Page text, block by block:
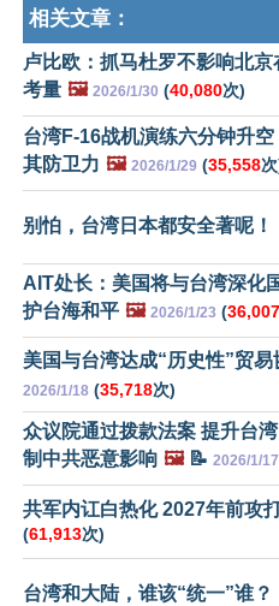
相关文章：
卢比欧：抓马杜罗不影响北
考量 🖼️ 2026/1/30 (40,080次)
台湾F-16战机演练六分钟升
其防卫力 🖼️ 2026/1/29 (35,558
别怕，台湾日本都安全著呢！
AIT处长：美国将与台湾深化
护台海和平 🖼️ 2026/1/23 (36,007
美国与台湾达成“历史性”贸易
2026/1/18 (35,718次)
众议院通过拨款法案 提升台
制中共恶意影响 🖼️📝 2026/1/17
共军内讧白热化 2027年前攻
(61,913次)
台湾和大陆，谁该“统一”谁？